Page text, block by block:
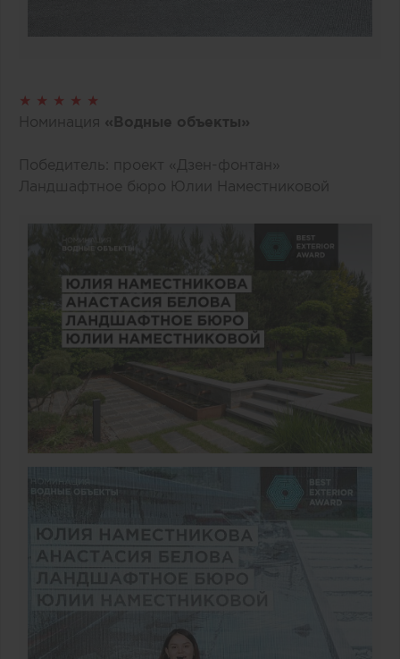
★ ★ ★ ★ ★
Номинация «Водные объекты»
Победитель: проект «Дзен-фонтан»
Ландшафтное бюро Юлии Наместниковой